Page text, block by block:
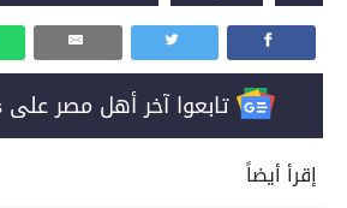
تابعوا آخر أهل مصر على Google News
إقرأ أيضاً